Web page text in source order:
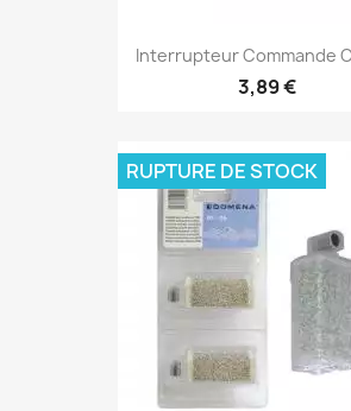
Interrupteur Commande
3,89 €
RUPTURE DE STOCK